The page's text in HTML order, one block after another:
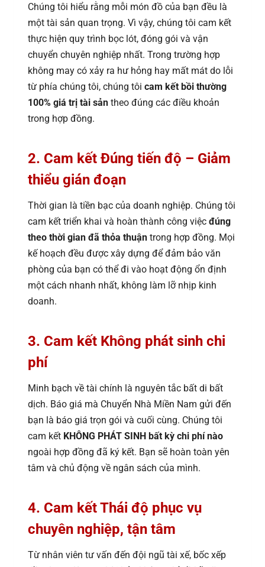
Chúng tôi hiểu rằng mỗi món đồ của bạn đều là
một tài sản quan trọng. Vì vậy, chúng tôi cam kết
thực hiện quy trình bọc lót, đóng gói và vận
chuyển chuyên nghiệp nhất. Trong trường hợp
không may có xảy ra hư hỏng hay mất mát do lỗi
từ phía chúng tôi, chúng tôi cam kết bồi thường
100% giá trị tài sản theo đúng các điều khoản
trong hợp đồng.
2. Cam kết Đúng tiến độ – Giảm
thiểu gián đoạn
Thời gian là tiền bạc của doanh nghiệp. Chúng tôi
cam kết triển khai và hoàn thành công việc đúng
theo thời gian đã thỏa thuận trong hợp đồng. Mọi
kế hoạch đều được xây dựng để đảm bảo văn
phòng của bạn có thể đi vào hoạt động ổn định
một cách nhanh nhất, không làm lỡ nhịp kinh
doanh.
3. Cam kết Không phát sinh chi
phí
Minh bạch về tài chính là nguyên tắc bất di bất
dịch. Báo giá mà Chuyển Nhà Miền Nam gửi đến
bạn là báo giá trọn gói và cuối cùng. Chúng tôi
cam kết KHÔNG PHÁT SINH bất kỳ chi phí nào
ngoài hợp đồng đã ký kết. Bạn sẽ hoàn toàn yên
tâm và chủ động về ngân sách của mình.
4. Cam kết Thái độ phục vụ
chuyên nghiệp, tận tâm
Từ nhân viên tư vấn đến đội ngũ tài xế, bốc xếp